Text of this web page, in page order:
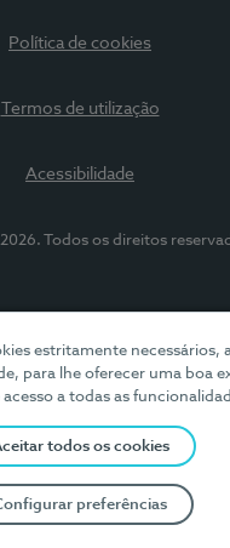
estritamente necessários,
para lhe oferecer uma boa
acesso a todas as
todos os cookies
preferências
Política de cookies
Termos de utilização
Acessibilidade
Todos os direitos